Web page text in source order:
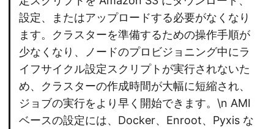
設定、またはアップロードする必要がなくなり
ます。クラスターを準備するための操作手順が
少なくなり、ノードのプロビジョニング中にラ
イフサイクル設定スクリプトが実行されないた
め、クラスターの作成時間が大幅に短縮され、
ジョブの実行をより早く開始できます。\n AMI
ベースの設定には、Docker、Enroot、Pyxis な